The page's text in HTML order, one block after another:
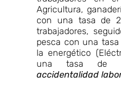
Agricultura,
con una tasa de
trabajadores,
pesca con una tasa
la energético
una tasa de
accidentalidad